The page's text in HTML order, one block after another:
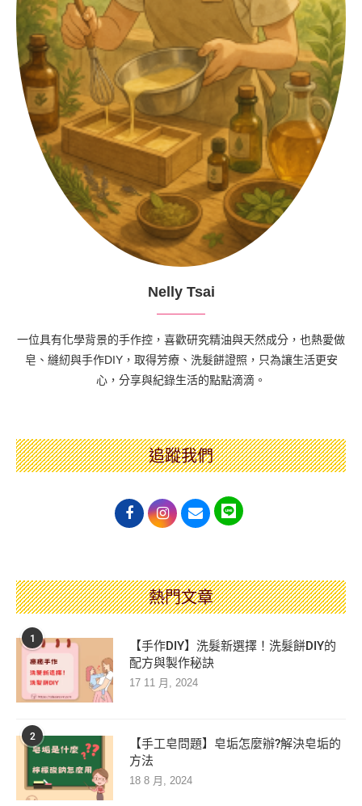
Nelly Tsai
一位具有化學背景的手作控，喜歡研究精油與天然成分，也熱愛做
皂、縫紉與手作DIY，取得芳療、洗髮餅證照，只為讓生活更安
心，分享與紀錄生活的點點滴滴。
追蹤我們
熱門文章
1
【手作DIY】洗髮新選擇！洗髮餅DIY的
配方與製作秘訣
17 11 月, 2024
2
【手工皂問題】皂垢怎麼辦?解決皂垢的
方法
18 8 月, 2024